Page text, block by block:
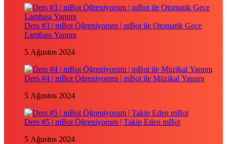
Ders #3 | mBot Öğreniyorum | mBot ile Otomatik Gece
Lambası Yapımı
5 Ağustos 2024
Ders #4 | mBot Öğreniyorum | mBot ile Müzikal Yapımı
5 Ağustos 2024
Ders #5 | mBot Öğreniyorum | Takip Eden mBot
5 Ağustos 2024